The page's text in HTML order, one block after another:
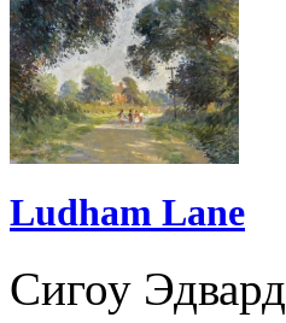
Ludham Lane
Сигоу Эдвард